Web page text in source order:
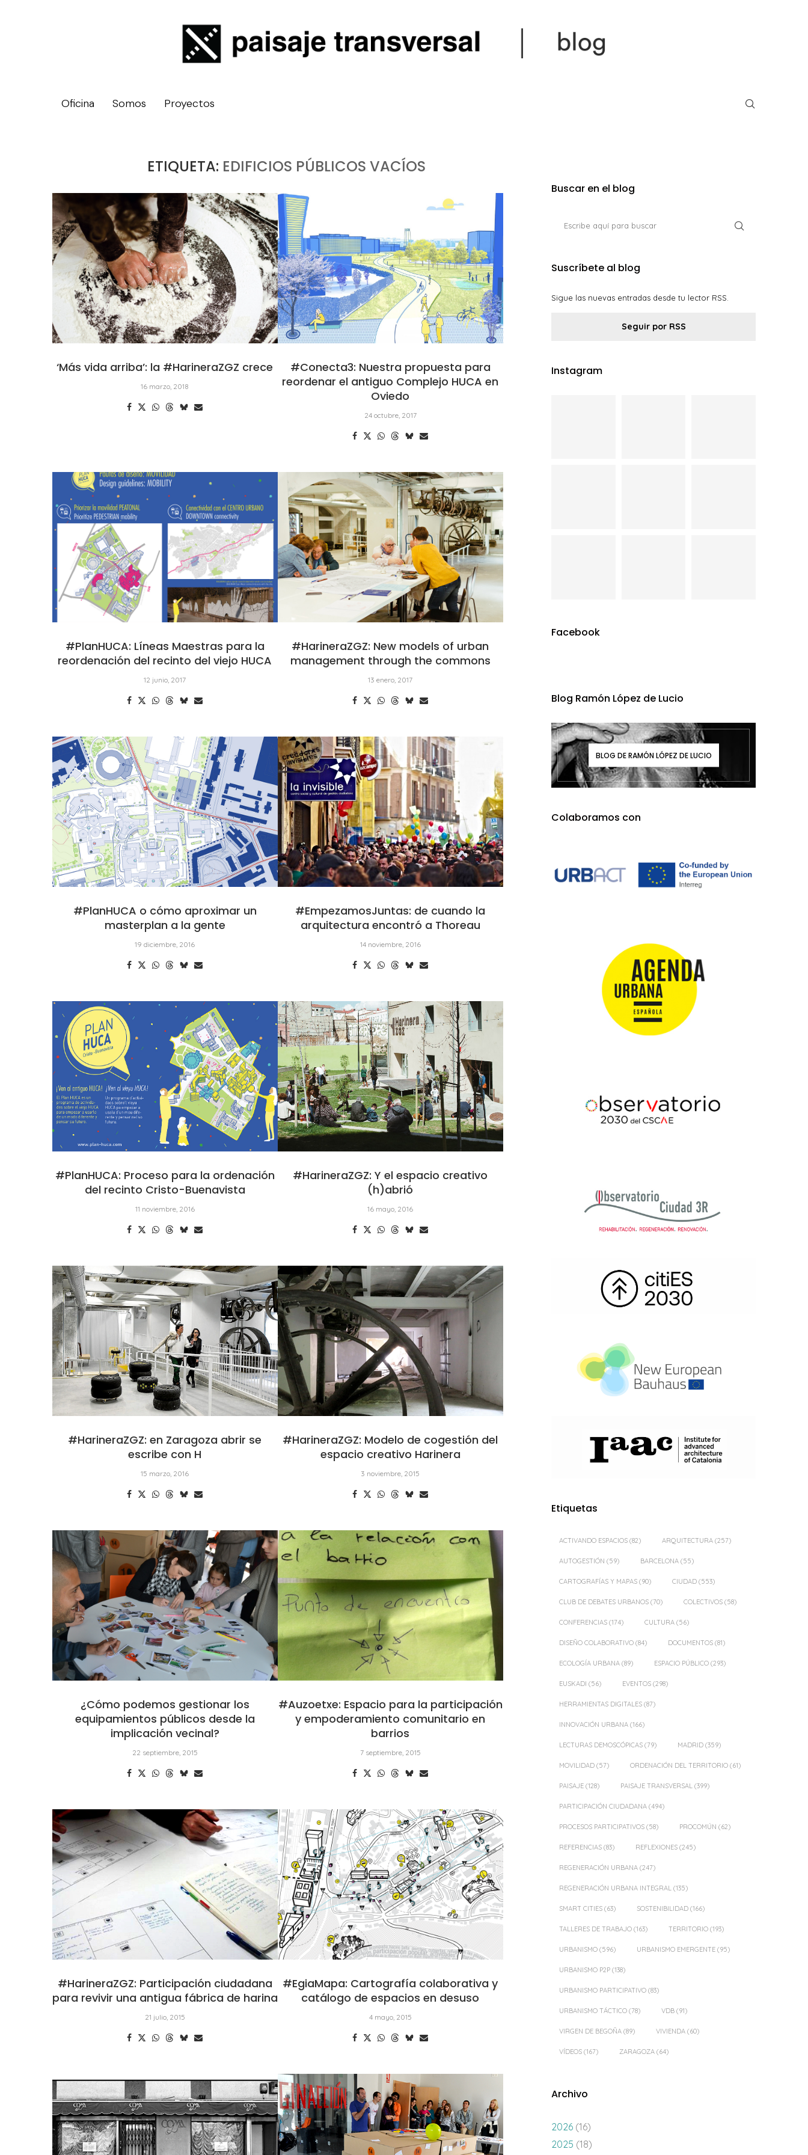
Oficina Somos Proyectos
ETIQUETA: EDIFICIOS PÚBLICOS VACÍOS
‘Más vida arriba’: la #HarineraZGZ crece
16 marzo, 2018
#Conecta3: Nuestra propuesta para
reordenar el antiguo Complejo HUCA en
Oviedo
24 octubre, 2017
#PlanHUCA: Líneas Maestras para la
reordenación del recinto del viejo HUCA
12 junio, 2017
#HarineraZGZ: New models of urban
management through the commons
13 enero, 2017
#PlanHUCA o cómo aproximar un
masterplan a la gente
19 diciembre, 2016
#EmpezamosJuntas: de cuando la
arquitectura encontró a Thoreau
14 noviembre, 2016
#PlanHUCA: Proceso para la ordenación
del recinto Cristo-Buenavista
11 noviembre, 2016
#HarineraZGZ: Y el espacio creativo
(h)abrió
16 mayo, 2016
#HarineraZGZ: en Zaragoza abrir se
escribe con H
15 marzo, 2016
#HarineraZGZ: Modelo de cogestión del
espacio creativo Harinera
3 noviembre, 2015
¿Cómo podemos gestionar los
equipamientos públicos desde la
implicación vecinal?
22 septiembre, 2015
#Auzoetxe: Espacio para la participación
y empoderamiento comunitario en
barrios
7 septiembre, 2015
#HarineraZGZ: Participación ciudadana
para revivir una antigua fábrica de harina
21 julio, 2015
#EgiaMapa: Cartografía colaborativa y
catálogo de espacios en desuso
4 mayo, 2015
Buscar en el blog
Suscríbete al blog
Sigue las nuevas entradas desde tu lector RSS.
Seguir por RSS
Instagram
Facebook
Blog Ramón López de Lucio
BLOG DE RAMÓN LÓPEZ DE LUCIO
Colaboramos con
Etiquetas
ACTIVANDO ESPACIOS (82) ARQUITECTURA (257)
AUTOGESTIÓN (59) BARCELONA (55)
CARTOGRAFÍAS Y MAPAS (90) CIUDAD (553)
CLUB DE DEBATES URBANOS (70) COLECTIVOS (58)
CONFERENCIAS (174) CULTURA (56)
DISEÑO COLABORATIVO (84) DOCUMENTOS (81)
ECOLOGÍA URBANA (89) ESPACIO PÚBLICO (293)
EUSKADI (56) EVENTOS (298)
HERRAMIENTAS DIGITALES (87)
INNOVACIÓN URBANA (166)
LECTURAS DEMOSCÓPICAS (79) MADRID (359)
MOVILIDAD (57) ORDENACIÓN DEL TERRITORIO (61)
PAISAJE (128) PAISAJE TRANSVERSAL (399)
PARTICIPACIÓN CIUDADANA (494)
PROCESOS PARTICIPATIVOS (58) PROCOMÚN (62)
REFERENCIAS (83) REFLEXIONES (245)
REGENERACIÓN URBANA (247)
REGENERACIÓN URBANA INTEGRAL (135)
SMART CITIES (63) SOSTENIBILIDAD (166)
TALLERES DE TRABAJO (163) TERRITORIO (193)
URBANISMO (596) URBANISMO EMERGENTE (95)
URBANISMO P2P (138)
URBANISMO PARTICIPATIVO (83)
URBANISMO TÁCTICO (78) VDB (91)
VIRGEN DE BEGOÑA (89) VIVIENDA (60)
VÍDEOS (167) ZARAGOZA (64)
Archivo
2026 (16)
2025 (18)